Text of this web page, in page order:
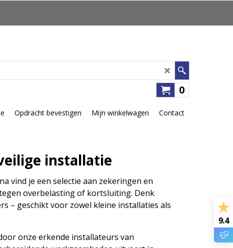
0
Opdracht bevestigen Mijn winkelwagen Contact
installatie
vind je een selectie aan zekeringen en
overbelasting of kortsluiting. Denk
– geschikt voor zowel kleine installaties als
onze erkende installateurs van
9.4